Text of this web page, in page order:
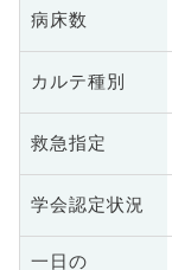
病床数
カルテ種別
救急指定
学会認定状況
一日の